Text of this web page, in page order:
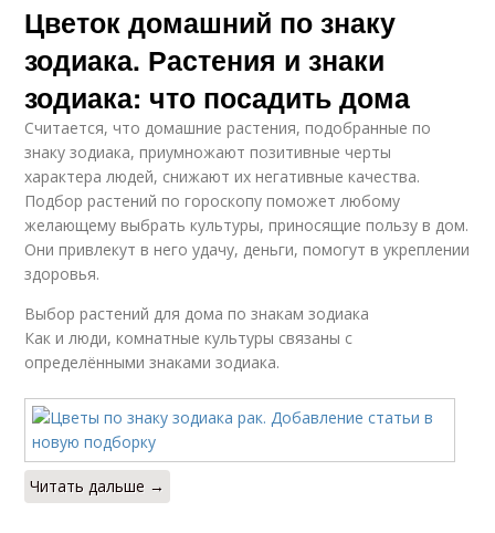
Цветок домашний по знаку
зодиака. Растения и знаки
зодиака: что посадить дома
Считается, что домашние растения, подобранные по
знаку зодиака, приумножают позитивные черты
характера людей, снижают их негативные качества.
Подбор растений по гороскопу поможет любому
желающему выбрать культуры, приносящие пользу в дом.
Они привлекут в него удачу, деньги, помогут в укреплении
здоровья.
Выбор растений для дома по знакам зодиака
Как и люди, комнатные культуры связаны с
определёнными знаками зодиака.
Читать дальше →